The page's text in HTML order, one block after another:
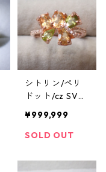
シトリン/ペリ
ドット/cz SV92
ング 3.0g 11号
¥999,999
SOLD OUT